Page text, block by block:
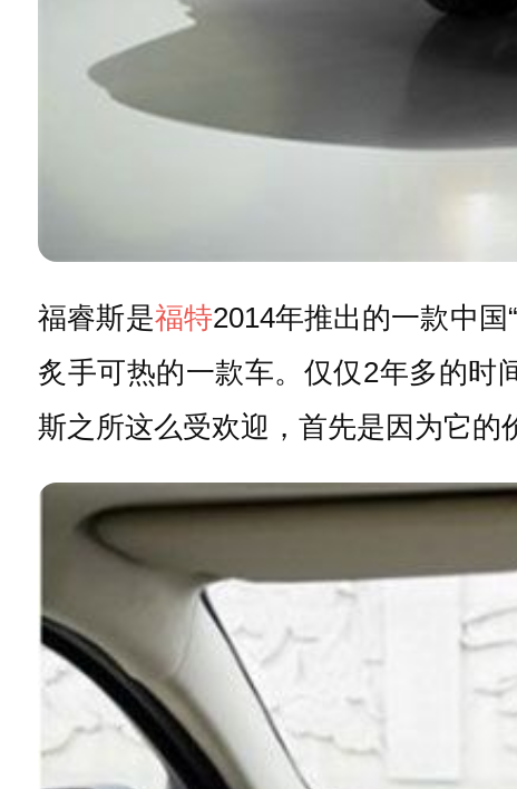
福睿斯是福特2014年推出的一款中
炙手可热的一款车。仅仅2年多的时
斯之所这么受欢迎，首先是因为它的